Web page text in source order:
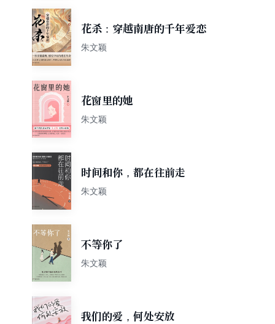
花杀：穿越南唐的千年爱恋
朱文颖
花窗里的她
朱文颖
时间和你，都在往前走
朱文颖
不等你了
朱文颖
我们的爱，何处安放